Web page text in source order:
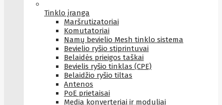
Tinklo įranga
Maršrutizatoriai
Komutatoriai
Namų bevielio Mesh tinklo sistema
Bevielio ryšio stiprintuvai
Belaidės prieigos taškai
Bevielis ryšio tinklas (CPE)
Belaidžio ryšio tiltas
Antenos
PoE prietaisai
Media konverteriai ir moduliai